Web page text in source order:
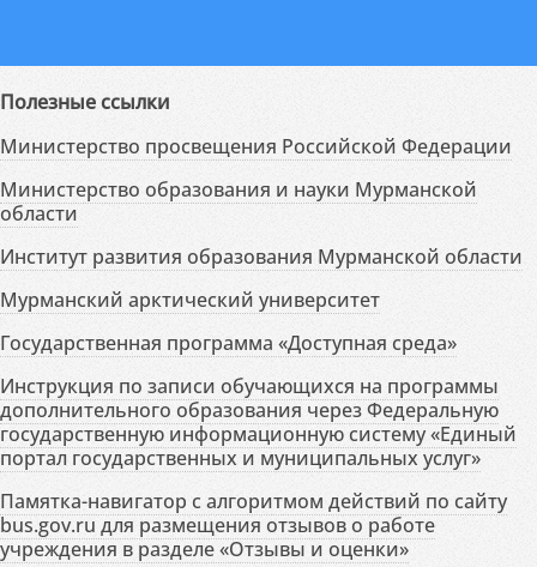
Полезные ссылки
Министерство просвещения Российской Федерации
Министерство образования и науки Мурманской
области
Институт развития образования Мурманской области
Мурманский арктический университет
Государственная программа «Доступная среда»
Инструкция по записи обучающихся на программы
дополнительного образования через Федеральную
государственную информационную систему «Единый
портал государственных и муниципальных услуг»
Памятка-навигатор с алгоритмом действий по сайту
bus.gov.ru для размещения отзывов о работе
учреждения в разделе «Отзывы и оценки»